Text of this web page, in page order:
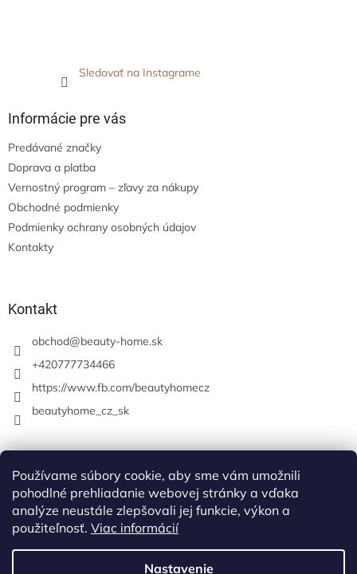
Používame súbory cookie, aby sme vám umožnili
pohodlné prehliadanie webovej stránky a vďaka
analýze neustále zlepšovali jej funkcie, výkon a
použiteľnosť. Viac informácií
Nastavenie
Sledovať na Instagrame
Informácie pre vás
Predávané značky
Doprava a platba
Vernostný program – zľavy za nákupy
Obchodné podmienky
Podmienky ochrany osobných údajov
Kontakty
Kontakt
obchod@beauty-home.sk
+420777734466
https://www.fb.com/beautyhomecz
beautyhome_cz_sk